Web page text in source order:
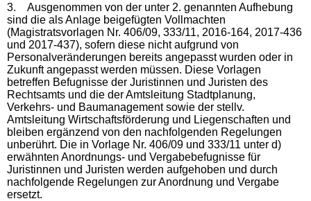
3.
Ausgenommen von der unter 2. genannten Aufhebung
sind die als Anlage beigefügten Vollmachten
(Magistratsvorlagen Nr. 406/09, 333/11, 2016-164, 2017-436
und 2017-437), sofern diese nicht aufgrund von
Personalveränderungen bereits angepasst wurden oder in
Zukunft angepasst werden müssen. Diese Vorlagen
betreffen Befugnisse der Juristinnen und Juristen des
Rechtsamts und die der Amtsleitung Stadtplanung,
Verkehrs- und Baumanagement sowie der stellv.
Amtsleitung Wirtschaftsförderung und Liegenschaften und
bleiben ergänzend von den nachfolgenden Regelungen
unberührt. Die in Vorlage Nr. 406/09 und 333/11 unter d)
erwähnten Anordnungs- und Vergabebefugnisse für
Juristinnen und Juristen werden aufgehoben und durch
nachfolgende Regelungen zur Anordnung und Vergabe
ersetzt.